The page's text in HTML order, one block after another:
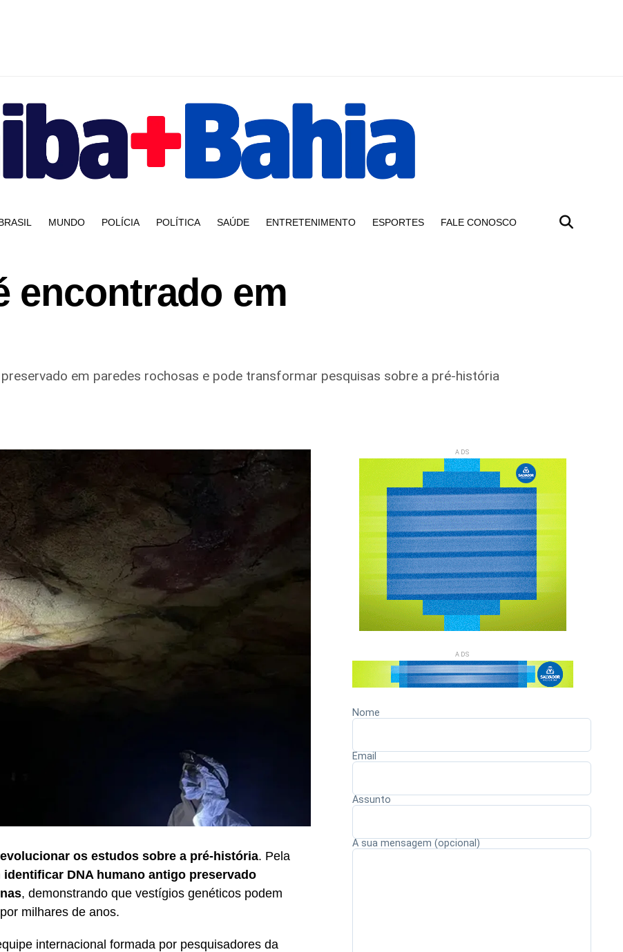
MUNDO POLÍCIA POLÍTICA SAÚDE ENTRETENIMENTO ESPORTES FALE CONOSCO
encontrado em
em paredes rochosas e pode transformar pesquisas sobre a pré-história
os estudos sobre a pré-história. Pela
identificar DNA humano antigo preservado
, demonstrando que vestígios genéticos podem
milhares de anos.
internacional formada por pesquisadores da
ADS
ADS
Nome
Email
Assunto
A sua mensagem (opcional)